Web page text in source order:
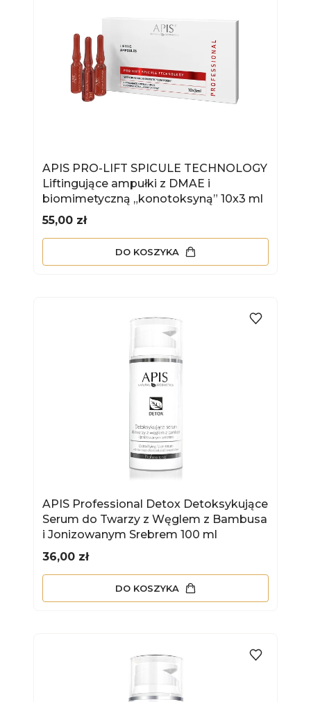
APIS PRO-LIFT SPICULE TECHNOLOGY
Liftingujące ampułki z DMAE i
biomimetyczną „konotoksyną” 10x3 ml
Cena
55,00 zł
DO KOSZYKA
APIS Professional Detox Detoksykujące
Serum do Twarzy z Węglem z Bambusa
i Jonizowanym Srebrem 100 ml
Cena
36,00 zł
DO KOSZYKA